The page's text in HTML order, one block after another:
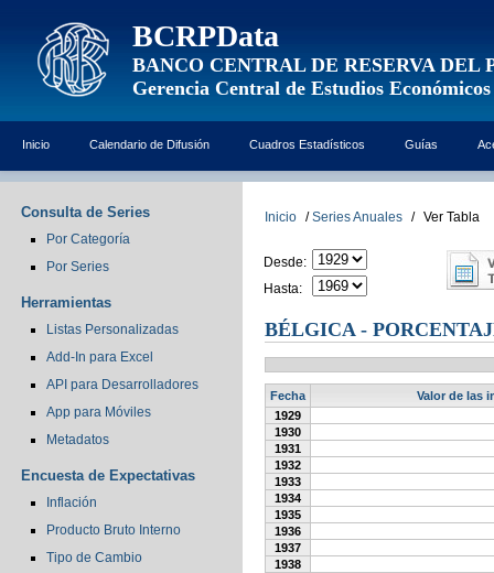
BCRPData
BANCO CENTRAL DE RESERVA DEL
Gerencia Central de Estudios Económicos
Inicio Calendario de Difusión Cuadros Estadísticos Guías
Consulta de Series
Por Categoría
Por Series
Herramientas
Listas Personalizadas
Add-In para Excel
API para Desarrolladores
App para Móviles
Metadatos
Encuesta de Expectativas
Inflación
Producto Bruto Interno
Tipo de Cambio
Inicio / Series Anuales / Ver Tabla
Desde:
Hasta:
BÉLGICA -
Fecha
Valor de las
1929
1930
1931
1932
1933
1934
1935
1936
1937
1938